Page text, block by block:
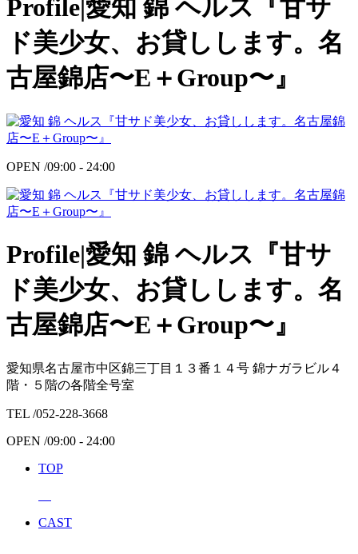
Profile|愛知 錦 ヘルス『甘サ
ド美少女、お貸しします。名
古屋錦店〜E＋Group〜』
OPEN /09:00 - 24:00
Profile|愛知 錦 ヘルス『甘サ
ド美少女、お貸しします。名
古屋錦店〜E＋Group〜』
愛知県名古屋市中区錦三丁目１３番１４号 錦ナガラビル４
階・５階の各階全号室
TEL /052-228-3668
OPEN /09:00 - 24:00
TOP
CAST